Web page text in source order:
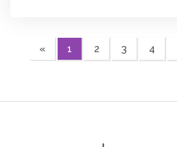
« 1 2 3 4